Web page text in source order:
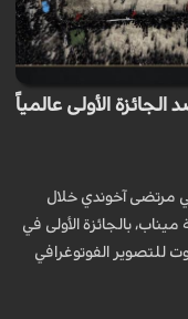
الأولى عالمياً
مرتضى آخوندي خلال
في مدينة ميناب، بالجائزة الأولى في
الفوتوغرافي